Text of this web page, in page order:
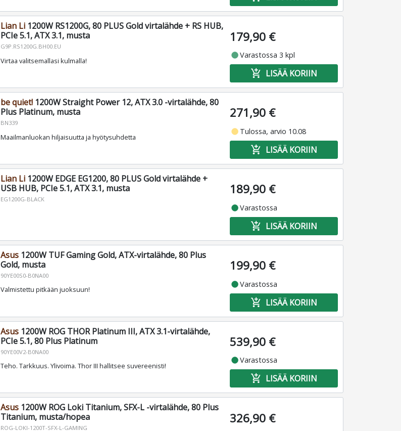
Lian Li1200W RS1200G, 80 PLUS Gold virtalähde + RS HUB,
PCIe 5.1, ATX 3.1, musta
G9P.RS1200G.BH00.EU
Virtaa valitsemallasi kulmalla!
179,90 €
fiber_manual_recordVarastossa 3 kpl
add_shopping_cart LISÄÄ KORIIN
be quiet!1200W Straight Power 12, ATX 3.0 -virtalähde, 80
Plus Platinum, musta
BN339
Maailmanluokan hiljaisuutta ja hyötysuhdetta
271,90 €
fiber_manual_record Tulossa, arvio 10.08
add_shopping_cart LISÄÄ KORIIN
Lian Li1200W EDGE EG1200, 80 PLUS Gold virtalähde +
USB HUB, PCIe 5.1, ATX 3.1, musta
EG1200G-BLACK
189,90 €
fiber_manual_recordVarastossa
add_shopping_cart LISÄÄ KORIIN
Asus1200W TUF Gaming Gold, ATX-virtalähde, 80 Plus
Gold, musta
90YE00S0-B0NA00
Valmistettu pitkään juoksuun!
199,90 €
fiber_manual_recordVarastossa
add_shopping_cart LISÄÄ KORIIN
Asus1200W ROG THOR Platinum III, ATX 3.1-virtalähde,
PCIe 5.1, 80 Plus Platinum
90YE00V2-B0NA00
Teho. Tarkkuus. Ylivoima. Thor III hallitsee suvereenisti!
539,90 €
fiber_manual_recordVarastossa
add_shopping_cart LISÄÄ KORIIN
Asus1200W ROG Loki Titanium, SFX-L -virtalähde, 80 Plus
Titanium, musta/hopea
ROG-LOKI-1200T-SFX-L-GAMING
326,90 €